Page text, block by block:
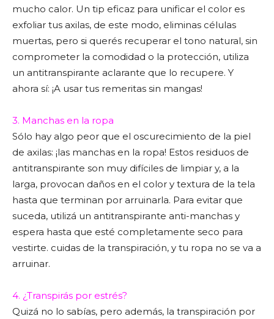
mucho calor. Un tip eficaz para unificar el color es
exfoliar tus axilas, de este modo, eliminas células
muertas, pero si querés recuperar el tono natural, sin
comprometer la comodidad o la protección, utiliza
un antitranspirante aclarante que lo recupere. Y
ahora sí: ¡A usar tus remeritas sin mangas!
3. Manchas en la ropa
Sólo hay algo peor que el oscurecimiento de la piel
de axilas: ¡las manchas en la ropa! Estos residuos de
antitranspirante son muy difíciles de limpiar y, a la
larga, provocan daños en el color y textura de la tela
hasta que terminan por arruinarla. Para evitar que
suceda, utilizá un antitranspirante anti-manchas y
espera hasta que esté completamente seco para
vestirte. cuidas de la transpiración, y tu ropa no se va a
arruinar.
4. ¿Transpirás por estrés?
Quizá no lo sabías, pero además, la transpiración por